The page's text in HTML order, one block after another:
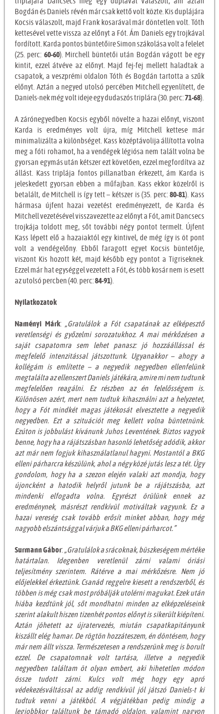
Bogdán és Daniels révén már csak kettő volt közte. Kis duplájára
Kocsis válaszolt, majd Frank kosarával már döntetlen volt. Tóth
kettesével vette vissza az előnyt a Fót. Ám Daniels egy trojkával
fordított. Karda pontos büntetőire Simon szákolása volt a felelet
(25. perc: 60-60). Mirchell büntetői után Bogdán vágott be egy
kintit, ezzel átvéve az előnyt. Majd fej-fej mellett haladtak a
csapatok, a veszprémi oldalon Tóth és Bogdán tartotta a szűk
előnyt. Aztán a negyed utolsó percében Mitchell egyenlített, de
Daniels-nek még volt ideje egy dudaszós triplára (30. perc:71-68).
A zárónegyedben Kocsis egyből növelte a hazai előnyt, viszont
Karda is eredményes volt újra, míg Mitchell kettese már
minimalizálta a különbséget. Kass középtávolija állította volna
meg a fóti rohamot, ha a vendégek légiósa nem talált volna be
gyorsan egymás után kétszer ezt követően, ezzel megfordítva az
állást. Kass triplája fontos pillanatban érkezett, ám Karda is
jeleskedett gyorsan ebben a műfajban. Kass ekkor közelről is
betalált, de Mitchell is így tett – kétszer is (35. perc:80-81). Kass
hármasa újfent hazai vezetést eredményezett, de Karda és
Mitchell vezetésével visszavezette az előnyt a Fót, amit Dancsecs
trojkája toldott meg, sőt további négy pontot termelt. Újfent
Kass lépett elő a hazaiaktól egy kintivel, de még így is öt pont
volt a vendégelőny. Ebből faragott egyet Kocsis büntetője,
viszont Kis hozott két, majd később egy pontot a Tigriseknek.
Ezzel már hat egységgel vezetett a Fót, és több kosár nem is esett
az utolsó percben (40. perc:84-91).
Nyilatkozatok
Naményi Márk: „Gratulálok a Fót csapatának az elképesztő
veretlenségi és győzelmi sorozatukhoz. A mai mérkőzésen a
saját csapatomra sem lehet panasz: jó hozzáállással és
megfelelő intenzitással játszottunk. Ugyanakkor – ahogy a
kollégám is említette – a negyedik negyedben ellenfelünk
megtalálta az ellenszert Daniels játékára, amire mi nem tudtunk
megfelelően reagálni. Ez részben az én felelősségem is.
Különösen azért, mert nem tudtuk kihasználni azt a helyzetet,
hogy a Fót mindkét magas játékosát elvesztette a negyedik
negyedben. Ezt a szituációt meg kellett volna büntetnünk.
Ezúton is jobbulást kívánunk Juhos Leventének. Biztos vagyok
benne, hogy ha a rájátszásban hasonló lehetőség adódik, akkor
azt már nem fogjuk kihasználatlanul hagyni. Mostantól a BKG
elleni párharcra készülünk, ahol a négy közé jutás lesz a tét. Úgy
gondolom, hogy ha a szezon elején valaki azt mondja, hogy
újoncként a hatodik helyről jutunk be a rájátszásba, azt
mindenki elfogadta volna. Egyrészt örülünk ennek az
eredménynek, másrészt rendkívül motiváltak vagyunk. Ez a
hazai vereség csak tovább erősít minket abban, hogy még
nagyobb elszántsággal várjuk a BKG elleni párharcot.”
Surmann Gábor:„Gratulálok a srácoknak, büszkeségem mértéke
határtalan. Idegenben veretlenül zárni valami óriási
teljesítmény szerintem. Rátérve a mai mérkőzésre. Nem jó
előjelekkel érkeztünk. Csanád reggelre kiesett a rendszerből, és
többen is még csak most próbálják utolérni magukat. Ezek után
hiába kezdtünk jól, sőt mondhatni minden az elképzeléseink
szerint alakult hiszen tizenhét pontos előnyt is sikerült kiépíteni.
Aztán jöhetett az újratervezés, miután csapatkapitányunk
kiszállt elég hamar. De rögtön hozzáteszem, én döntésem, hogy
már nem állt vissza. Természetesen a rendszerünk meg is borult
ezzel. De csapatomnak volt tartása, illetve a negyedik
negyedben találtam öt olyan embert, aki hihetetlen módon
össze tudott zárni. Kulcs volt még hogy egy apró
védekezésváltással az addig rendkívül jól játszó Daniels-t ki
tudtuk venni a játékból. A végjátékban pedig mindig a
legjobbkor találtunk be támadó oldalon, valamint nagyon